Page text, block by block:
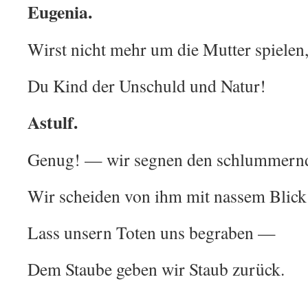
Eugenia.
Wirst nicht mehr um die Mutter spielen,
Du Kind der Unschuld und Natur!
Astulf.
Genug! — wir segnen den
Wir scheiden von ihm mit nassem
Lass unsern Toten uns begraben —
Dem Staube geben wir Staub zurück.